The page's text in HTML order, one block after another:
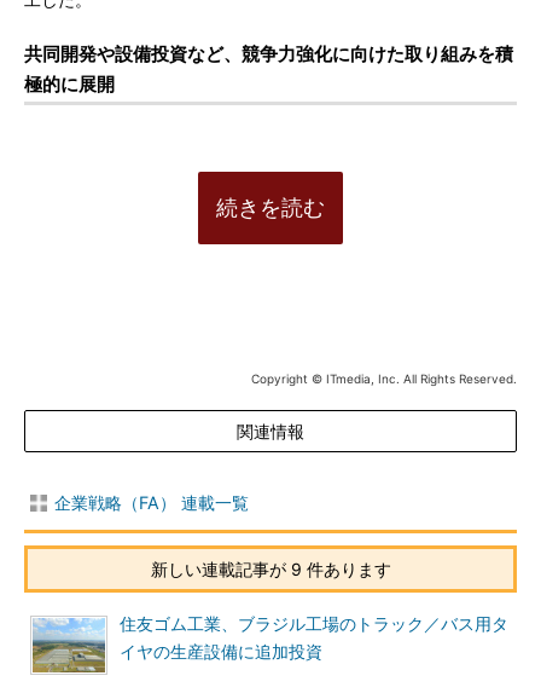
共同開発や設備投資など、競争力強化に向けた取り組みを積
極的に展開
続きを読む
Copyright © ITmedia, Inc. All Rights Reserved.
関連情報
企業戦略（FA） 連載一覧
新しい連載記事が 9 件あります
住友ゴム工業、ブラジル工場のトラック／バス用タ
イヤの生産設備に追加投資